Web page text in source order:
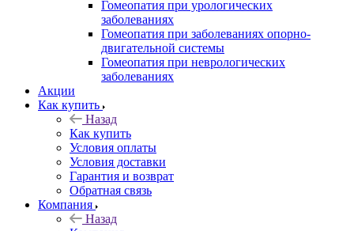
Гомеопатия при урологических
заболеваниях
Гомеопатия при заболеваниях опорно-
двигательной системы
Гомеопатия при неврологических
заболеваниях
Акции
Как купить
Назад
Как купить
Условия оплаты
Условия доставки
Гарантия и возврат
Обратная связь
Компания
Назад